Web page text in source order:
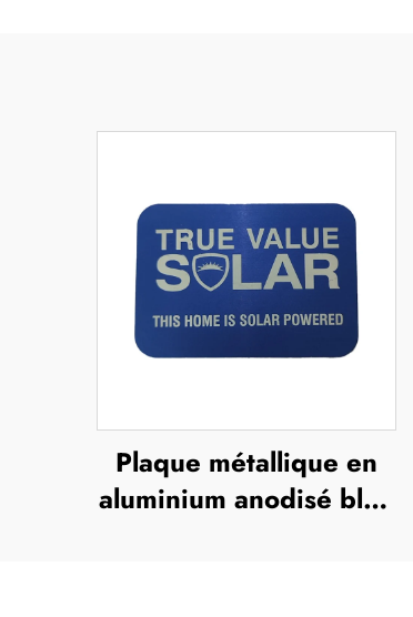
Plaque métallique en
aluminium anodisé bleu